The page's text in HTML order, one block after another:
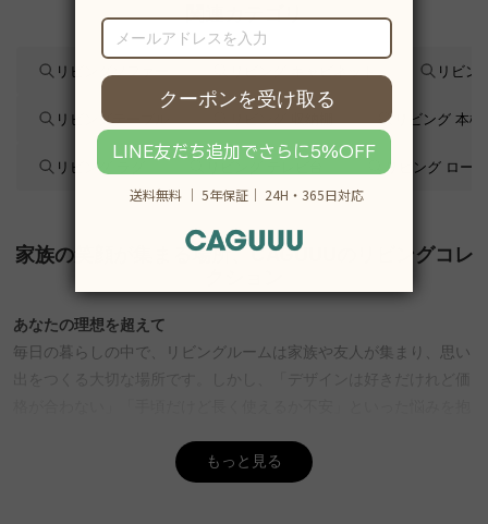
関連カテゴリ
リビングソファー リビン
リビングテーブル リビング 本棚
リビング ラグ リビング ロー
家族の笑顔が集まる場所、CAGUUUのリビングコレ
あなたの理想を超えて
毎日の暮らしの中で、リビングルームは家族や友人が集まり、思い
ね備えた家具を手に取りやすい価格帯で揃え、理想の空間づくりを
サポートします。リビングコレクションは、家具選びのワクワクを
もっと見る